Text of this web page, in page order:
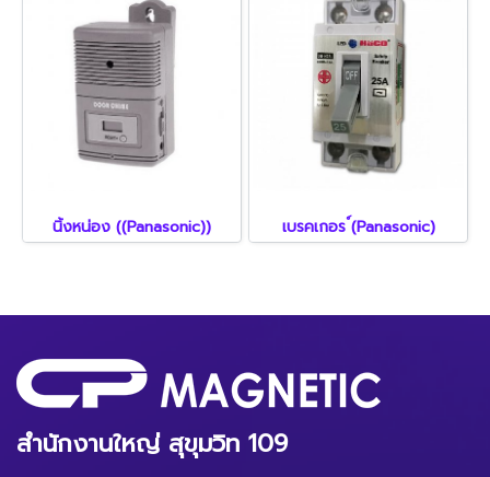
นิ้งหน่อง ((Panasonic)) เบรคเกอร ์(Panasonic)
สำนักงานใหญ่ สุขุมวิท 109